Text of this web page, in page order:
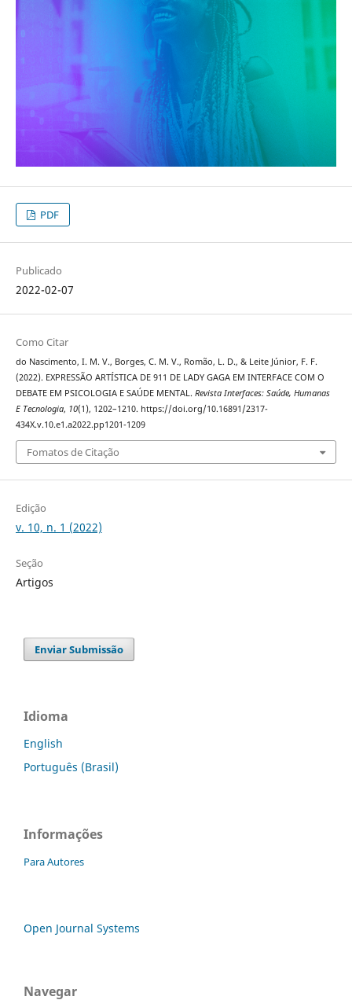
PDF
Publicado
2022-02-07
Como Citar
do Nascimento, I. M. V., Borges, C. M. V., Romão, L. D., & Leite Júnior, F. F.
(2022). EXPRESSÃO ARTÍSTICA DE 911 DE LADY GAGA EM INTERFACE COM O
DEBATE EM PSICOLOGIA E SAÚDE MENTAL. Revista Interfaces: Saúde, Humanas
E Tecnologia, 10(1), 1202–1210. https://doi.org/10.16891/2317-
434X.v.10.e1.a2022.pp1201-1209
Fomatos de Citação
Edição
v. 10, n. 1 (2022)
Seção
Artigos
Enviar Submissão
Idioma
English
Português (Brasil)
Informações
Para Autores
Open Journal Systems
Navegar